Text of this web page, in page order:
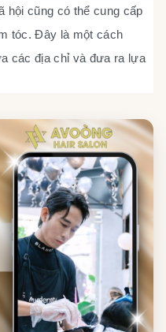
hội cũng có thể cung cấp
tóc. Đây là một cách
các địa chỉ và đưa ra lựa